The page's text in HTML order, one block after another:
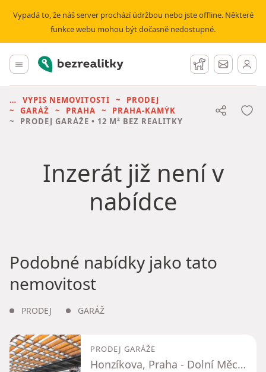
Vypadá to, že náš server prochází údržbou nebo jste offline. Některé
funkce webu mohou být dočasně nedostupné.
Hlavní menu
Bezrealitky Hlídací pes
Zprávy
VÝPIS NEMOVITOSTÍ
PRODEJ
GARÁŽ
PRAHA
PRAHA-KAMÝK
PRODEJ GARÁŽE • 12 M² BEZ REALITKY
Inzerát již není v
nabídce
Podobné nabídky jako tato
nemovitost
PRODEJ GARÁŽ
PRODEJ GARÁŽE
Honzíkova, Praha - Dolní Měcholupy